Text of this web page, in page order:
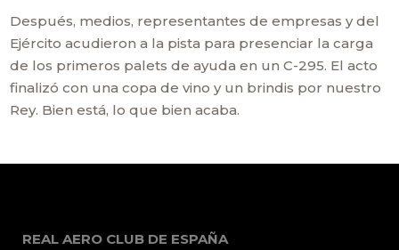
Después, medios, representantes de empresas y del
Ejército acudieron a la pista para presenciar la carga
de los primeros palets de ayuda en un C-295. El acto
finalizó con una copa de vino y un brindis por nuestro
Rey. Bien está, lo que bien acaba.
REAL AERO CLUB DE ESPAÑA